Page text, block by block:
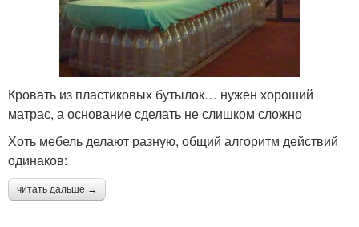
Кровать из пластиковых бутылок… нужен хороший
матрас, а основание сделать не слишком сложно
Хоть мебель делают разную, общий алгоритм действий
одинаков:
читать дальше →